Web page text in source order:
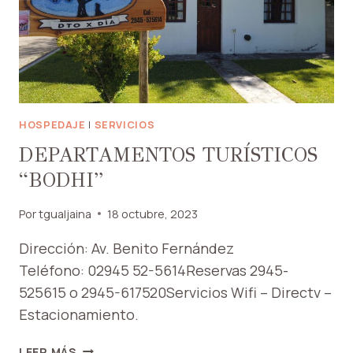
HOSPEDAJE | SERVICIOS
DEPARTAMENTOS TURÍSTICOS
“BODHI”
Portgualjaina 18 octubre, 2023
Dirección: Av. Benito Fernández
Teléfono: 02945 52-5614Reservas 2945-
525615 o 2945-617520Servicios Wifi – Directv –
Estacionamiento.
DEPARTAMENTOS